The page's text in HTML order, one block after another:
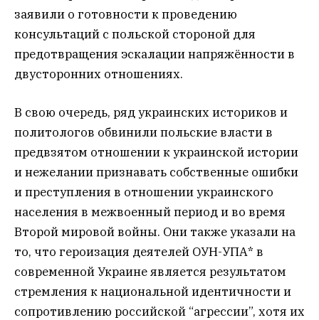
заявили о готовности к проведению
консультаций с польской стороной для
предотвращения эскалации напряжённости в
двусторонних отношениях.
В свою очередь, ряд украинских историков и
политологов обвинили польские власти в
предвзятом отношении к украинской истории
и нежелании признавать собственные ошибки
и преступления в отношении украинского
населения в межвоенный период и во время
Второй мировой войны. Они также указали на
то, что героизация деятелей ОУН-УПА* в
современной Украине является результатом
стремления к национальной идентичности и
сопротивлению российской “агрессии”, хотя их